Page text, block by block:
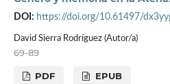
DOI: https://doi.org/10.61497/
David Sierra Rodríguez (Autor/a)
69-89
PDF EPUB